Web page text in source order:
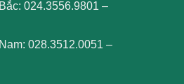
024.3556.9801 –
028.3512.0051 –